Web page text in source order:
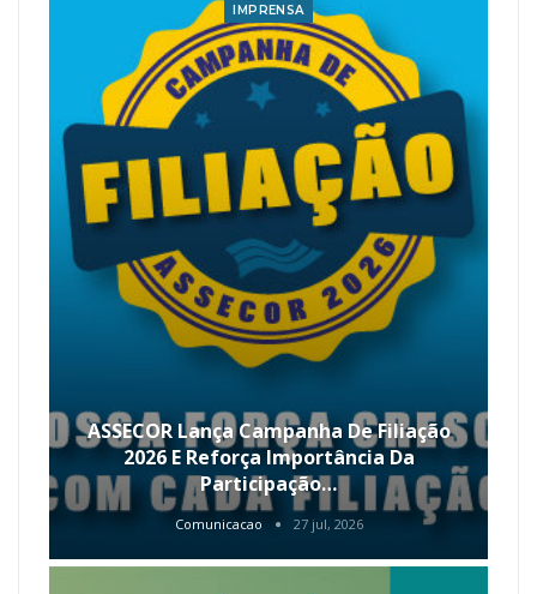
IMPRENSA
ASSECOR Lança Campanha De Filiação
2026 E Reforça Importância Da
Participação…
Comunicacao 27 jul, 2026